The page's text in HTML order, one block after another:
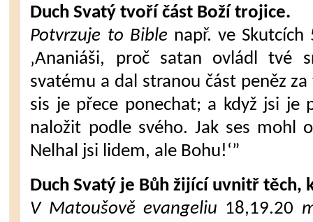
Duch Svatý tvoří část Boží trojice.
Potvrzuje to Bible např. ve
‚Ananiáši, proč satan ovládl tvé
svatému a dal stranou část peněz
sis je přece ponechat; a když jsi je
naložit podle svého. Jak ses mohl
Nelhal jsi lidem, ale Bohu!‘”
Duch Svatý je Bůh žijící uvnitř těch,
V Matoušově evangeliu 18,19.20